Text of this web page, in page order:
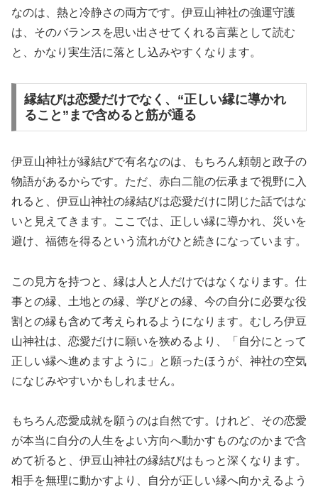
なのは、熱と冷静さの両方です。伊豆山神社の強運守護
は、そのバランスを思い出させてくれる言葉として読む
と、かなり実生活に落とし込みやすくなります。
縁結びは恋愛だけでなく、“正しい縁に導かれ
ること”まで含めると筋が通る
伊豆山神社が縁結びで有名なのは、もちろん頼朝と政子の
物語があるからです。ただ、赤白二龍の伝承まで視野に入
れると、伊豆山神社の縁結びは恋愛だけに閉じた話ではな
いと見えてきます。ここでは、正しい縁に導かれ、災いを
避け、福徳を得るという流れがひと続きになっています。
この見方を持つと、縁は人と人だけではなくなります。仕
事との縁、土地との縁、学びとの縁、今の自分に必要な役
割との縁も含めて考えられるようになります。むしろ伊豆
山神社は、恋愛だけに願いを狭めるより、「自分にとって
正しい縁へ進めますように」と願ったほうが、神社の空気
になじみやすいかもしれません。
もちろん恋愛成就を願うのは自然です。けれど、その恋愛
が本当に自分の人生をよい方向へ動かすものなのかまで含
めて祈ると、伊豆山神社の縁結びはもっと深くなります。
相手を無理に動かすより、自分が正しい縁へ向かえるよう